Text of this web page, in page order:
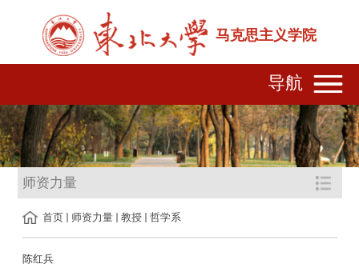
马克思主义学院
导航
师资力量
首页 师资力量 教授 哲学系
陈红兵